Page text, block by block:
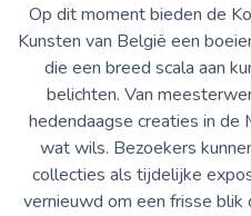
Op dit moment bieden de
Kunsten van België een
die een breed scala aan
belichten. Van
hedendaagse creaties in de
wat wils. Bezoekers
collecties als tijdelijke
vernieuwd om een frisse